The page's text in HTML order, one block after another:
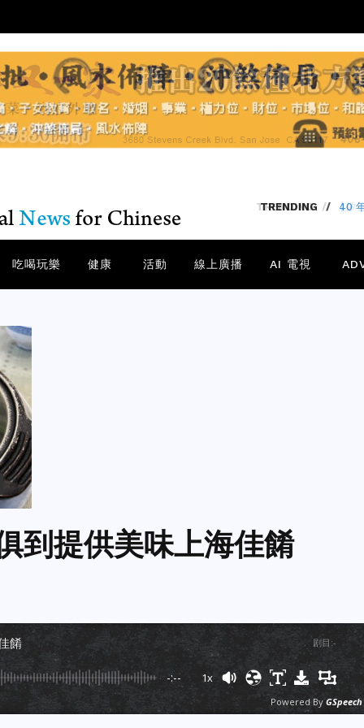
TRENDING / 【矽
吃喝玩樂 健康 活動 線上廣播 AI 電視
提供美味上海佳餚
餚 剧目 :-
-:-- 1x
Powered By GSpeech